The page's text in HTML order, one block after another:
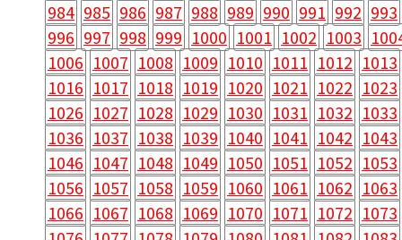
984 985 986 987 988 989 990 991 992 993
996 997 998 999 1000 1001 1002 1003
1006 1007 1008 1009 1010 1011 1012 1013
1016 1017 1018 1019 1020 1021 1022 1023
1026 1027 1028 1029 1030 1031 1032 1033
1036 1037 1038 1039 1040 1041 1042 1043
1046 1047 1048 1049 1050 1051 1052 1053
1056 1057 1058 1059 1060 1061 1062 1063
1066 1067 1068 1069 1070 1071 1072 1073